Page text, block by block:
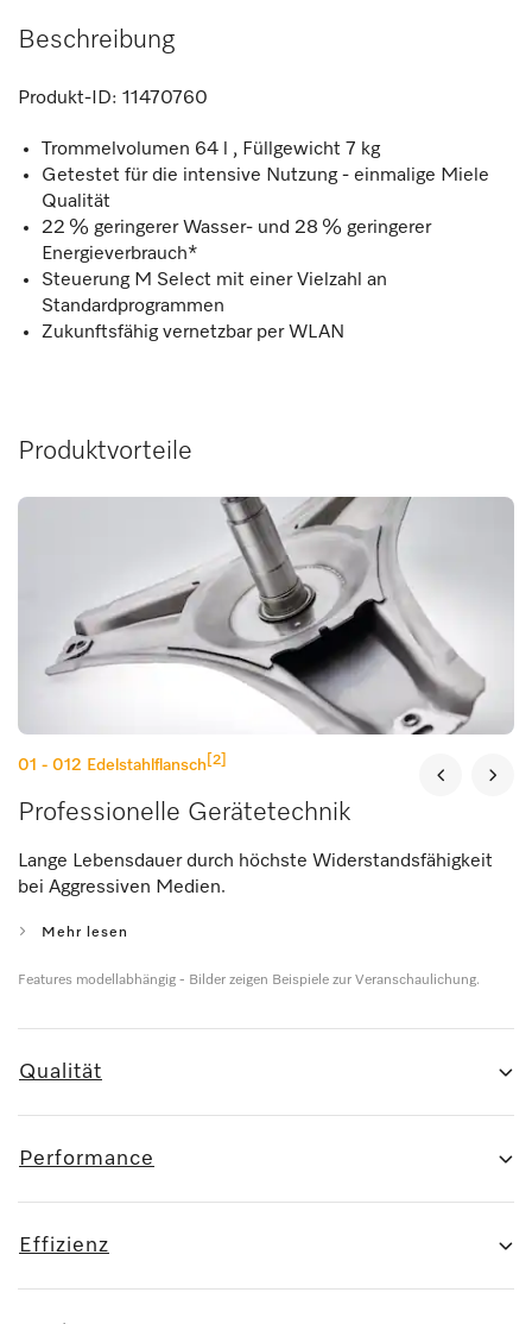
Beschreibung
Produkt-ID: 11470760
Trommelvolumen 64 l , Füllgewicht 7 kg
Getestet für die intensive Nutzung - einmalige Miele
Qualität
22 % geringerer Wasser- und 28 % geringerer
Energieverbrauch*
Steuerung M Select mit einer Vielzahl an
Standardprogrammen
Zukunftsfähig vernetzbar per WLAN
Produktvorteile
01 - 012 Edelstahlflansch [2]
Professionelle Gerätetechnik
Lange Lebensdauer durch höchste Widerstandsfähigkeit
bei Aggressiven Medien.
Mehr lesen
Features modellabhängig - Bilder zeigen Beispiele zur Veranschaulichung.
Qualität
Performance
Effizienz